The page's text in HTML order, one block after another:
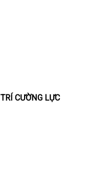
CƯỜNG LỰC